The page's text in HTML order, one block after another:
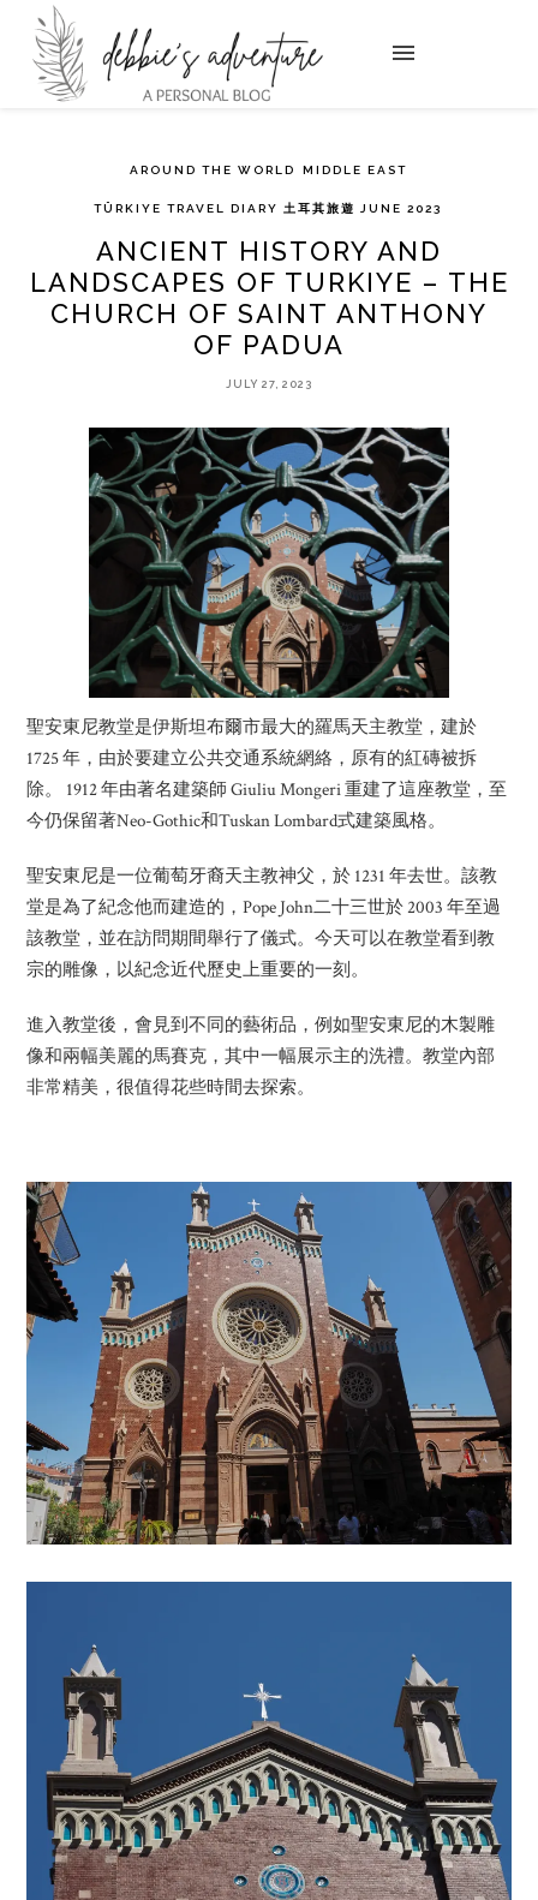
AROUND THE WORLD MIDDLE EAST
TÜRKIYE TRAVEL DIARY 土耳其旅遊 JUNE 2023
ANCIENT HISTORY AND
LANDSCAPES OF TURKIYE – THE
CHURCH OF SAINT ANTHONY
OF PADUA
JULY 27, 2023
聖安東尼教堂是伊斯坦布爾市最大的羅馬天主教堂，建於
1725 年，由於要建立公共交通系統網絡，原有的紅磚被拆
除。 1912 年由著名建築師 Giuliu Mongeri 重建了這座教堂，至
今仍保留著Neo-Gothic和Tuskan Lombard式建築風格。
聖安東尼是一位葡萄牙裔天主教神父，於 1231 年去世。該教
堂是為了紀念他而建造的，Pope John二十三世於 2003 年至過
該教堂，並在訪問期間舉行了儀式。今天可以在教堂看到教
宗的雕像，以紀念近代歷史上重要的一刻。
進入教堂後，會見到不同的藝術品，例如聖安東尼的木製雕
像和兩幅美麗的馬賽克，其中一幅展示主的洗禮。教堂內部
非常精美，很值得花些時間去探索。